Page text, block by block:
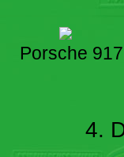
Porsche
4.